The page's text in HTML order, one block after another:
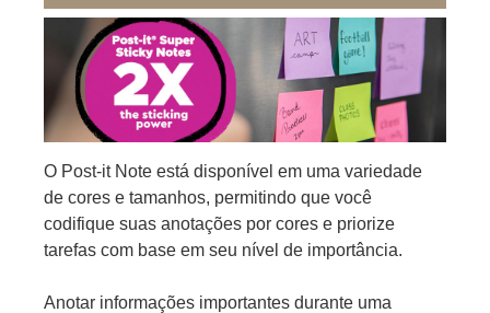
O Post-it Note está disponível em uma variedade
de cores e tamanhos, permitindo que você
codifique suas anotações por cores e priorize
tarefas com base em seu nível de importância.
Anotar informações importantes durante uma